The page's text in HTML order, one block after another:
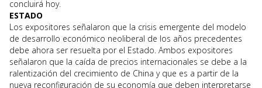
concluirá hoy.
ESTADO
Los expositores señalaron que la crisis emergente del modelo
de desarrollo económico neoliberal de los años precedentes
debe ahora ser resuelta por el Estado. Ambos expositores
señalaron que la caída de precios internacionales se debe a la
ralentización del crecimiento de China y que es a partir de la
nueva reconfiguración de su economía que deben interpretarse